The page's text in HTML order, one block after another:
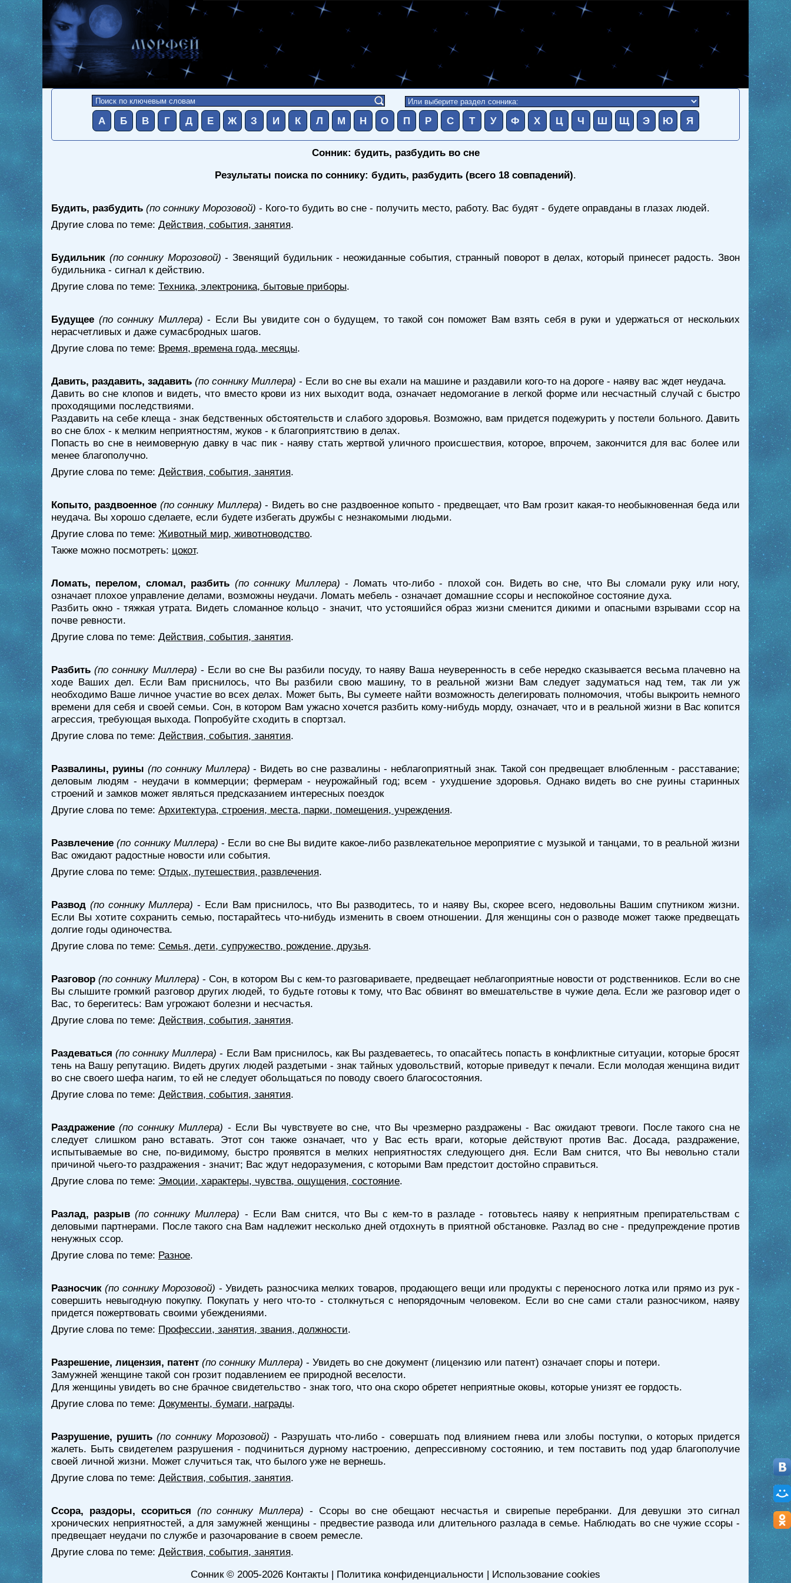
А Б В Г Д Е Ж З И К Л М Н О П Р С Т У Ф Х Ц Ч Ш Щ Э Ю Я
Сонник: будить, разбудить во сне
Результаты поиска по соннику: будить, разбудить (всего 18 совпадений).
Будить, разбудить (по соннику Морозовой) - Кого-то будить во сне - получить место, работу. Вас будят - будете оправданы в глазах людей.
Другие слова по теме: Действия, события, занятия.
Будильник (по соннику Морозовой) - Звенящий будильник - неожиданные события, странный поворот в делах, который принесет радость. Звон
будильника - сигнал к действию.
Другие слова по теме: Техника, электроника, бытовые приборы.
Будущее (по соннику Миллера) - Если Вы увидите сон о будущем, то такой сон поможет Вам взять себя в руки и удержаться от нескольких
нерасчетливых и даже сумасбродных шагов.
Другие слова по теме: Время, времена года, месяцы.
Давить, раздавить, задавить (по соннику Миллера) - Если во сне вы ехали на машине и раздавили кого-то на дороге - наяву вас ждет неудача.
Давить во сне клопов и видеть, что вместо крови из них выходит вода, означает недомогание в легкой форме или несчастный случай с быстро
проходящими последствиями.
Раздавить на себе клеща - знак бедственных обстоятельств и слабого здоровья. Возможно, вам придется подежурить у постели больного. Давить
во сне блох - к мелким неприятностям, жуков - к благоприятствию в делах.
Попасть во сне в неимоверную давку в час пик - наяву стать жертвой уличного происшествия, которое, впрочем, закончится для вас более или
менее благополучно.
Другие слова по теме: Действия, события, занятия.
Копыто, раздвоенное (по соннику Миллера) - Видеть во сне раздвоенное копыто - предвещает, что Вам грозит какая-то необыкновенная беда или
неудача. Вы хорошо сделаете, если будете избегать дружбы с незнакомыми людьми.
Другие слова по теме: Животный мир, животноводство.
Также можно посмотреть: цокот.
Ломать, перелом, сломал, разбить (по соннику Миллера) - Ломать что-либо - плохой сон. Видеть во сне, что Вы сломали руку или ногу,
означает плохое управление делами, возможны неудачи. Ломать мебель - означает домашние ссоры и неспокойное состояние духа.
Разбить окно - тяжкая утрата. Видеть сломанное кольцо - значит, что устояшийся образ жизни сменится дикими и опасными взрывами ссор на
почве ревности.
Другие слова по теме: Действия, события, занятия.
Разбить (по соннику Миллера) - Если во сне Вы разбили посуду, то наяву Ваша неуверенность в себе нередко сказывается весьма плачевно на
ходе Ваших дел. Если Вам приснилось, что Вы разбили свою машину, то в реальной жизни Вам следует задуматься над тем, так ли уж
необходимо Ваше личное участие во всех делах. Может быть, Вы сумеете найти возможность делегировать полномочия, чтобы выкроить немного
времени для себя и своей семьи. Сон, в котором Вам ужасно хочется разбить кому-нибудь морду, означает, что и в реальной жизни в Вас копится
агрессия, требующая выхода. Попробуйте сходить в спортзал.
Другие слова по теме: Действия, события, занятия.
Развалины, руины (по соннику Миллера) - Видеть во сне развалины - неблагоприятный знак. Такой сон предвещает влюбленным - расставание;
деловым людям - неудачи в коммерции; фермерам - неурожайный год; всем - ухудшение здоровья. Однако видеть во сне руины старинных
строений и замков может являться предсказанием интересных поездок
Другие слова по теме: Архитектура, строения, места, парки, помещения, учреждения.
Развлечение (по соннику Миллера) - Если во сне Вы видите какое-либо развлекательное мероприятие с музыкой и танцами, то в реальной жизни
Вас ожидают радостные новости или события.
Другие слова по теме: Отдых, путешествия, развлечения.
Развод (по соннику Миллера) - Если Вам приснилось, что Вы разводитесь, то и наяву Вы, скорее всего, недовольны Вашим спутником жизни.
Если Вы хотите сохранить семью, постарайтесь что-нибудь изменить в своем отношении. Для женщины сон о разводе может также предвещать
долгие годы одиночества.
Другие слова по теме: Семья, дети, супружество, рождение, друзья.
Разговор (по соннику Миллера) - Сон, в котором Вы с кем-то разговариваете, предвещает неблагоприятные новости от родственников. Если во сне
Вы слышите громкий разговор других людей, то будьте готовы к тому, что Вас обвинят во вмешательстве в чужие дела. Если же разговор идет о
Вас, то берегитесь: Вам угрожают болезни и несчастья.
Другие слова по теме: Действия, события, занятия.
Раздеваться (по соннику Миллера) - Если Вам приснилось, как Вы раздеваетесь, то опасайтесь попасть в конфликтные ситуации, которые бросят
тень на Вашу репутацию. Видеть других людей раздетыми - знак тайных удовольствий, которые приведут к печали. Если молодая женщина видит
во сне своего шефа нагим, то ей не следует обольщаться по поводу своего благосостояния.
Другие слова по теме: Действия, события, занятия.
Раздражение (по соннику Миллера) - Если Вы чувствуете во сне, что Вы чрезмерно раздражены - Вас ожидают тревоги. После такого сна не
следует слишком рано вставать. Этот сон также означает, что у Вас есть враги, которые действуют против Вас. Досада, раздражение,
испытываемые во сне, по-видимому, быстро проявятся в мелких неприятностях следующего дня. Если Вам снится, что Вы невольно стали
причиной чьего-то раздражения - значит; Вас ждут недоразумения, с которыми Вам предстоит достойно справиться.
Другие слова по теме: Эмоции, характеры, чувства, ощущения, состояние.
Разлад, разрыв (по соннику Миллера) - Если Вам снится, что Вы с кем-то в разладе - готовьтесь наяву к неприятным препирательствам с
деловыми партнерами. После такого сна Вам надлежит несколько дней отдохнуть в приятной обстановке. Разлад во сне - предупреждение против
ненужных ссор.
Другие слова по теме: Разное.
Разносчик (по соннику Морозовой) - Увидеть разносчика мелких товаров, продающего вещи или продукты с переносного лотка или прямо из рук -
совершить невыгодную покупку. Покупать у него что-то - столкнуться с непорядочным человеком. Если во сне сами стали разносчиком, наяву
придется пожертвовать своими убеждениями.
Другие слова по теме: Профессии, занятия, звания, должности.
Разрешение, лицензия, патент (по соннику Миллера) - Увидеть во сне документ (лицензию или патент) означает споры и потери.
Замужней женщине такой сон грозит подавлением ее природной веселости.
Для женщины увидеть во сне брачное свидетельство - знак того, что она скоро обретет неприятные оковы, которые унизят ее гордость.
Другие слова по теме: Документы, бумаги, награды.
Разрушение, рушить (по соннику Морозовой) - Разрушать что-либо - совершать под влиянием гнева или злобы поступки, о которых придется
жалеть. Быть свидетелем разрушения - подчиниться дурному настроению, депрессивному состоянию, и тем поставить под удар благополучие
своей личной жизни. Может случиться так, что былого уже не вернешь.
Другие слова по теме: Действия, события, занятия.
Ссора, раздоры, ссориться (по соннику Миллера) - Ссоры во сне обещают несчастья и свирепые перебранки. Для девушки это сигнал
хронических неприятностей, а для замужней женщины - предвестие развода или длительного разлада в семье. Наблюдать во сне чужие ссоры -
предвещает неудачи по службе и разочарование в своем ремесле.
Другие слова по теме: Действия, события, занятия.
Сонник© 2005-2026 Контакты | Политика конфиденциальности | Использование cookies